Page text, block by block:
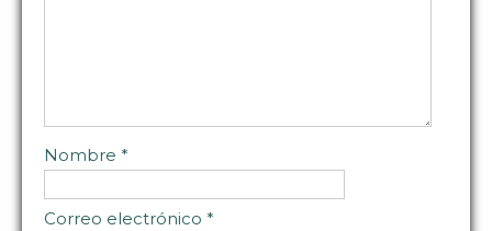
Nombre *
Correo electrónico *